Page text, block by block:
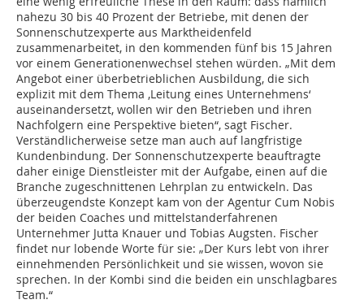
nahezu 30 bis 40 Prozent der Betriebe, mit denen der
Sonnenschutzexperte aus Marktheidenfeld
zusammenarbeitet, in den kommenden fünf bis 15 Jahren
vor einem Generationenwechsel stehen würden. „Mit dem
Angebot einer überbetrieblichen Ausbildung, die sich
explizit mit dem Thema ‚Leitung eines Unternehmens‘
auseinandersetzt, wollen wir den Betrieben und ihren
Nachfolgern eine Perspektive bieten“, sagt Fischer.
Verständlicherweise setze man auch auf langfristige
Kundenbindung. Der Sonnenschutzexperte beauftragte
daher einige Dienstleister mit der Aufgabe, einen auf die
Branche zugeschnittenen Lehrplan zu entwickeln. Das
überzeugendste Konzept kam von der Agentur Cum Nobis
der beiden Coaches und mittelstanderfahrenen
Unternehmer Jutta Knauer und Tobias Augsten. Fischer
findet nur lobende Worte für sie: „Der Kurs lebt von ihrer
einnehmenden Persönlichkeit und sie wissen, wovon sie
sprechen. In der Kombi sind die beiden ein unschlagbares
Team.“